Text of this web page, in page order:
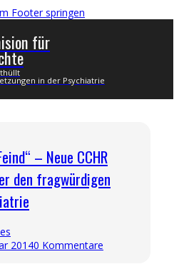
Footer springen
für
in der Psychiatrie
– Neue CCHR
den fragwürdigen
20140 Kommentare